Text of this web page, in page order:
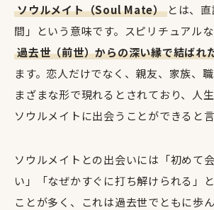
ソウルメイト（Soul Mate）とは、
間」という意味です。スピリチュアルな
過去世（前世）からの深い縁で結ばれ
ます。恋人だけでなく、親友、家族、
まざまな形で現れるとされており、人
ソウルメイトに出会うことができると言
ソウルメイトとの出会いには「初めて
い」「なぜかすぐに打ち解けられる」
ことが多く、これは過去世でともに歩